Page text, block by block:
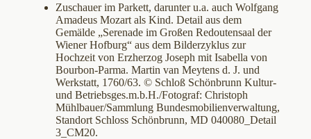
Zuschauer im Parkett, darunter u.a. auch Wolfgang
Amadeus Mozart als Kind. Detail aus dem
Gemälde „Serenade im Großen Redoutensaal der
Wiener Hofburg“ aus dem Bilderzyklus zur
Hochzeit von Erzherzog Joseph mit Isabella von
Bourbon-Parma. Martin van Meytens d. J. und
Werkstatt, 1760/63. © Schloß Schönbrunn Kultur-
und Betriebsges.m.b.H./Fotograf: Christoph
Mühlbauer/Sammlung Bundesmobilienverwaltung,
Standort Schloss Schönbrunn, MD 040080_Detail
3_CM20.